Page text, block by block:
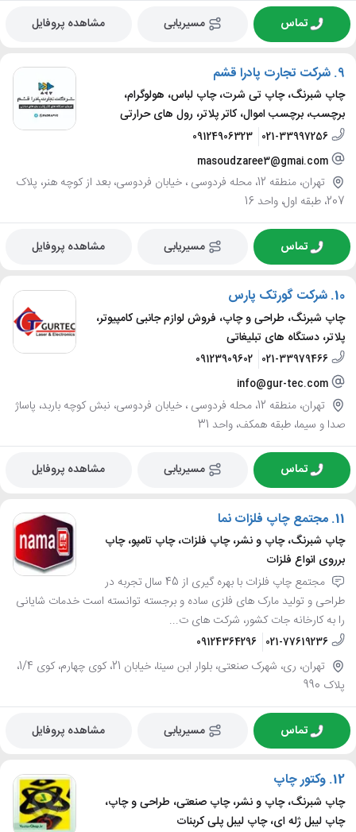
تماس مسیریابی مشاهده پروفایل
9. شرکت تجارت پادرا قشم
چاپ شبرنگ، چاپ تی شرت، چاپ لباس، هولوگرام،
برچسب، برچسب اموال، کاتر پلاتر، رول های حرارتی
021-33997256
09124906323
masoudzaree3@gmai.com
تهران، منطقه 12، محله فردوسی ، خیابان فردوسی، بعد از کوچه هنر، پلاک
207، طبقه اول، واحد 16
تماس مسیریابی مشاهده پروفایل
10. شرکت گورتک پارس
چاپ شبرنگ، طراحی و چاپ، فروش لوازم جانبی کامپیوتر،
پلاتر، دستگاه های تبلیغاتی
021-33979466
09123909602
info@gur-tec.com
تهران، منطقه 12، محله فردوسی ، خیابان فردوسی، نبش کوچه باربد، پاساژ
صدا و سیما، طبقه همکف، واحد 31
تماس مسیریابی مشاهده پروفایل
11. مجتمع چاپ فلزات نما
چاپ شبرنگ، چاپ و نشر، چاپ فلزات، چاپ تامپو، چاپ
برروی انواع فلزات
مجتمع چاپ فلزات با بهره گیری از 45 سال تجربه در
طراحی و تولید مارک های فلزی ساده و برجسته توانسته است خدمات شایانی
را به کارخانه جات کشور، شرکت های ت...
021-77619236
09124364296
تهران، ری، شهرک صنعتی، بلوار ابن سینا، خیابان 21، کوی چهارم، کوی 1/4،
پلاک 990
تماس مسیریابی مشاهده پروفایل
12. وکتور چاپ
چاپ شبرنگ، چاپ و نشر، چاپ صنعتی، طراحی و چاپ،
چاپ لیبل ژله ای، چاپ لیبل پلی کربنات